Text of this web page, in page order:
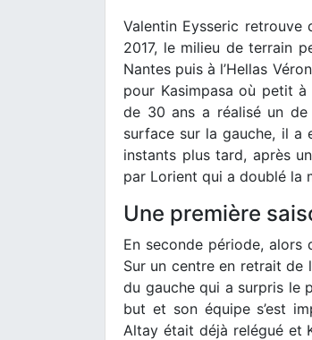
Valentin Eysseric
2017, le milieu de terrain
Nantes puis à l’Hellas
pour Kasimpasa où petit
de 30 ans a réalisé un de
surface sur la gauche, il a
instants plus tard, après
par Lorient qui a doublé la
Une première
En seconde période, alors
Sur un centre en retrait de
du gauche qui a surpris le
but et son équipe s’est
Altay était déjà relégué et